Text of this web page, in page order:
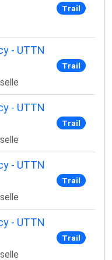
Trail
- UTTN
Trail
- UTTN
Trail
- UTTN
Trail
- UTTN
Trail